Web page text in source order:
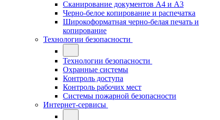
Сканирование документов А4 и А3
Черно-белое копирование и распечатка
Широкоформатная черно-белая печать и
копирование
Технологии безопасности
Технологии безопасности
Охранные системы
Контроль доступа
Контроль рабочих мест
Системы пожарной безопасности
Интернет-сервисы